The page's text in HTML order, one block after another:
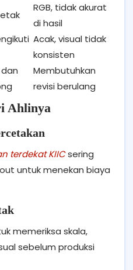
RGB, tidak akurat
di hasil
Acak, visual tidak
konsisten
Membutuhkan
revisi berulang
Ahlinya
terdekat KIICsering
untuk menekan biaya
memeriksa skala,
sebelum produksi